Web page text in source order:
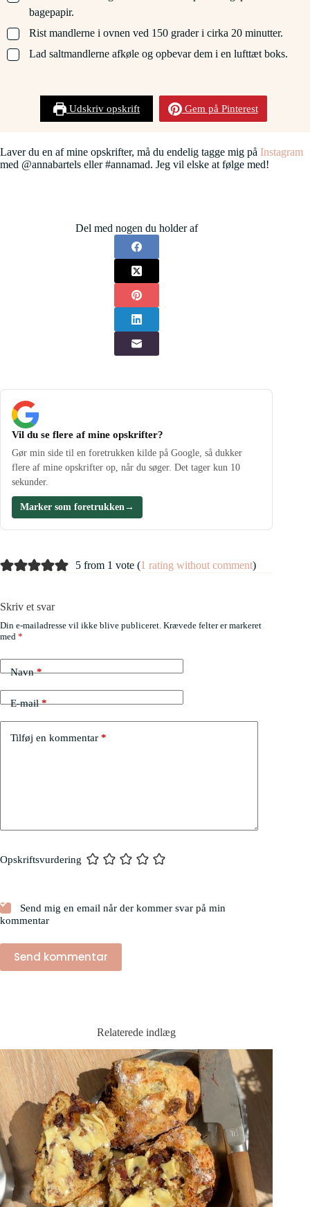
bagepapir.
▢
Rist mandlerne i ovnen ved 150 grader i cirka 20 minutter.
▢
Lad saltmandlerne afkøle og opbevar dem i en lufttæt boks.
Udskriv opskrift Gem på Pinterest
Laver du en af mine opskrifter, må du endelig tagge mig på Instagram
med @annabartels eller #annamad. Jeg vil elske at følge med!
Del med nogen du holder af
Vil du se flere af mine opskrifter?
Gør min side til en foretrukken kilde på Google, så dukker
flere af mine opskrifter op, når du søger. Det tager kun 10
sekunder.
Marker som foretrukken →
5 from 1 vote (1 rating without comment)
Skriv et svar
Din e-mailadresse vil ikke blive publiceret. Krævede felter er markeret
med *
Navn*
E-mail*
Tilføj en kommentar *
Opskriftsvurdering
Send mig en email når der kommer svar på min
kommentar
Send kommentar
Relaterede indlæg